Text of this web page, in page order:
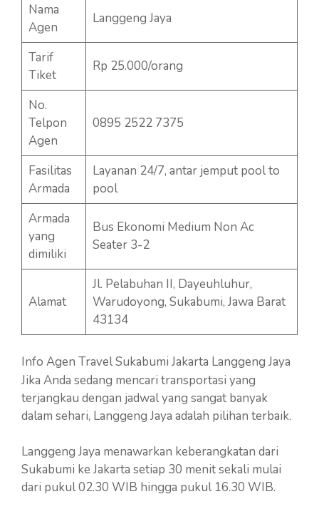
Nama
Agen
Langgeng Jaya
Tarif
Tiket
Rp 25.000/orang
No.
Telpon
Agen
0895 2522 7375
Fasilitas
Armada
Layanan 24/7, antar jemput pool to
pool
Armada
yang
dimiliki
Bus Ekonomi Medium Non Ac
Seater 3-2
Alamat
Jl. Pelabuhan II, Dayeuhluhur,
Warudoyong, Sukabumi, Jawa Barat
43134
Info Agen Travel Sukabumi Jakarta Langgeng Jaya
Jika Anda sedang mencari transportasi yang
terjangkau dengan jadwal yang sangat banyak
dalam sehari, Langgeng Jaya adalah pilihan terbaik.
Langgeng Jaya menawarkan keberangkatan dari
Sukabumi ke Jakarta setiap 30 menit sekali mulai
dari pukul 02.30 WIB hingga pukul 16.30 WIB.